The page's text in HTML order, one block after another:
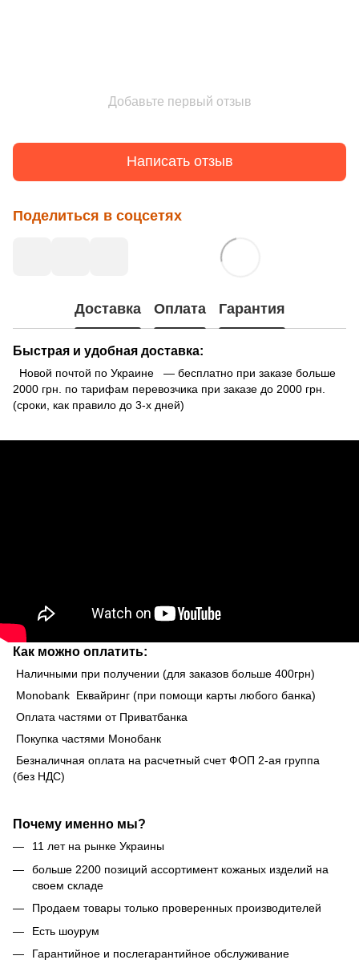
Добавьте первый отзыв
Написать отзыв
Поделиться в соцсетях
Доставка Оплата Гарантия
Быстрая и удобная доставка:
Новой почтой по Украине — бесплатно при заказе больше
2000 грн. по тарифам перевозчика при заказе до 2000 грн.
(сроки, как правило до 3-х дней)
Как можно оплатить:
Наличными при получении (для заказов больше 400грн)
Monobank Еквайринг (при помощи карты любого банка)
Оплата частями от Приватбанка
Покупка частями Монобанк
Безналичная оплата на расчетный счет ФОП 2-ая группа
(без НДС)
Почему именно мы?
11 лет на рынке Украины
больше 2200 позиций ассортимент кожаных изделий на
своем складе
Продаем товары только проверенных производителей
Есть шоурум
Гарантийное и послегарантийное обслуживание